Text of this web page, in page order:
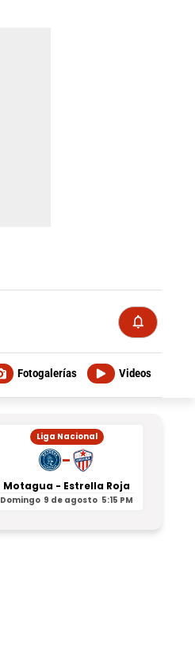
Videos
Fotogalerías
Liga Nacional
-
Motagua - Estrella Roja
Domingo 9 de agosto 5:15 PM